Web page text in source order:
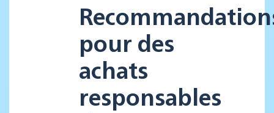
pour des
achats
responsables